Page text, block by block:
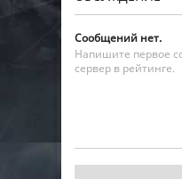
Сообщений нет.
Напишите первое
сервер в рейтинге.